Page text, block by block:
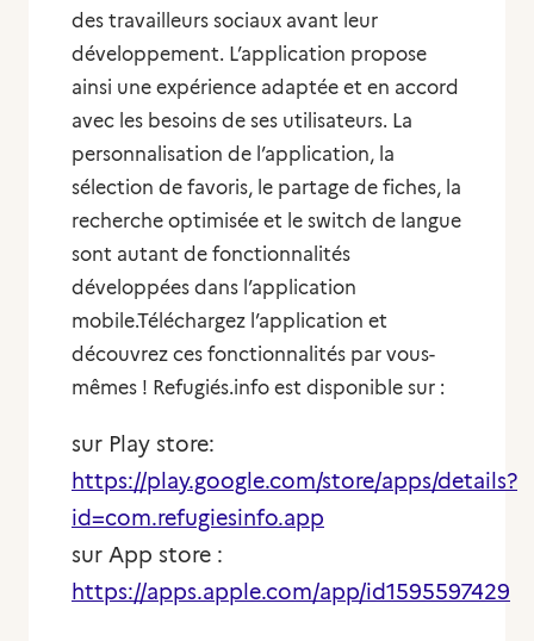
des travailleurs sociaux avant leur
développement. L’application propose
ainsi une expérience adaptée et en accord
avec les besoins de ses utilisateurs. La
personnalisation de l’application, la
sélection de favoris, le partage de fiches, la
recherche optimisée et le switch de langue
sont autant de fonctionnalités
développées dans l’application
mobile.Téléchargez l’application et
découvrez ces fonctionnalités par vous-
mêmes ! Refugiés.info est disponible sur :
sur Play store:
https://play.google.com/store/apps/details?
id=com.refugiesinfo.app
sur App store :
https://apps.apple.com/app/id1595597429